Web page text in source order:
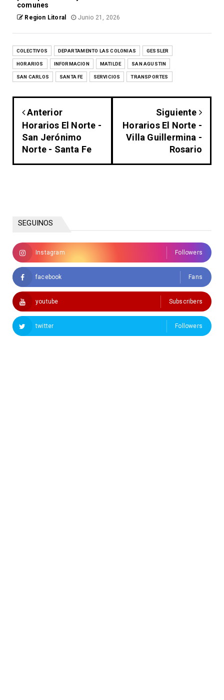
comunes
Region Litoral Junio 21, 2026
COLECTIVOS DEPARTAMENTO LAS COLONIAS GESSLER
HORARIOS INFORMACION MATILDE SAN AGUSTIN
SAN CARLOS SANTA FE SERVICIOS TRANSPORTES
Anterior
Horarios El Norte -
San Jerónimo
Norte - Santa Fe
Siguiente
Horarios El Norte -
Villa Guillermina -
Rosario
SEGUINOS
Instagram Followers
facebook Fans
youtube Subscribers
twitter Followers